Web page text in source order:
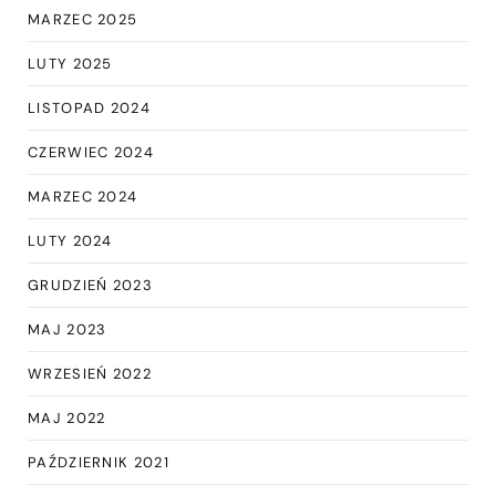
MARZEC 2025
LUTY 2025
LISTOPAD 2024
CZERWIEC 2024
MARZEC 2024
LUTY 2024
GRUDZIEŃ 2023
MAJ 2023
WRZESIEŃ 2022
MAJ 2022
PAŹDZIERNIK 2021